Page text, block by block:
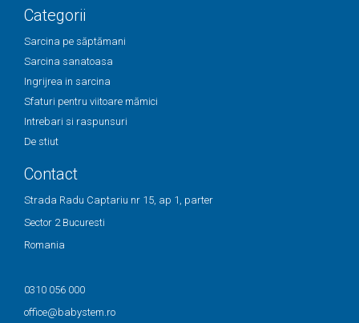
Categorii
Sarcina pe săptămani
Sarcina sanatoasa
Ingrijrea in sarcina
Sfaturi pentru viitoare mămici
Intrebari si raspunsuri
De stiut
Contact
Strada Radu Captariu nr 15, ap 1, parter
Sector 2 Bucuresti
Romania
0310 056 000
office@babystem.ro